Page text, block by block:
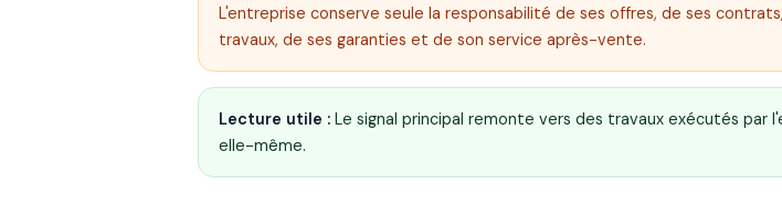
L'entreprise conserve seule la responsabilité de ses offres, de ses
travaux, de ses garanties et de son service après-vente.
Lecture utile : Le signal principal remonte vers des travaux exécutés par
elle-même.